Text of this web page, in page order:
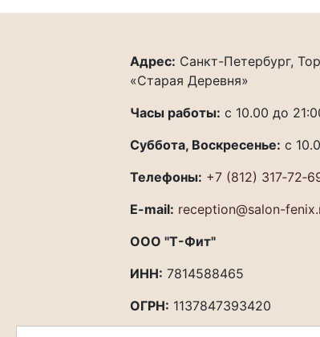
Адрес: Санкт-Петербург,
«Старая Деревня»
Часы работы: с 10.00 до
Суббота, Воскресенье: с
Телефоны: +7 (812)
E-mail: reception@salon-
ООО "Т-Фит"
ИНН: 7814588465
ОГРН: 1137847393420